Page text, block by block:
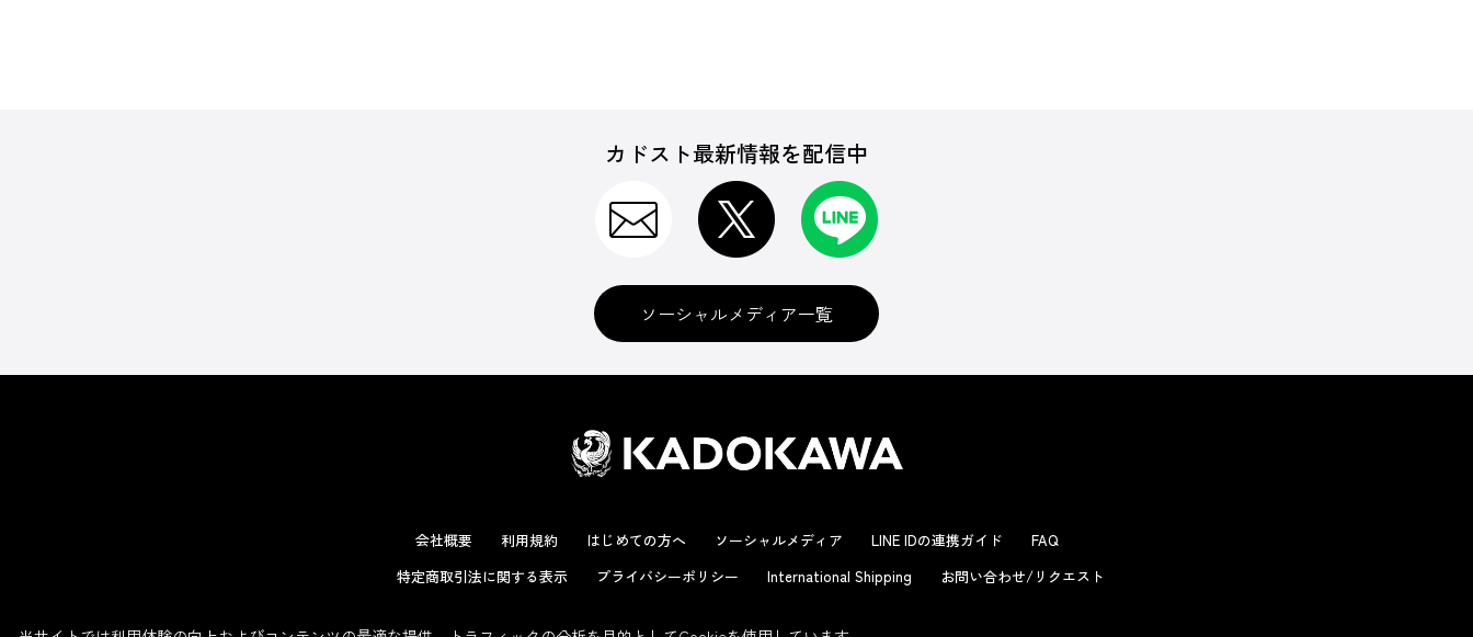
カドスト最新情報を配信中
ソーシャルメディア一覧
会社概要 利用規約 はじめての方へ ソーシャルメディア LINE IDの連携ガイド
FAQ
特定商取引法に関する表示
プライバシーポリシー International Shipping お問い合わせ/リクエスト